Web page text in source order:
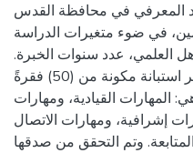
المعرفي في محافظة القدس
في ضوء متغيرات الدراسة
العلمي، عدد سنوات الخبرة.
ولتحقيق هدف الدراسة تم تطوير استبانة مكونة من (50) فقرةً
القيادية، ومهارات
إشرافية، ومهارات الاتصال
وتم التحقق من صدقها